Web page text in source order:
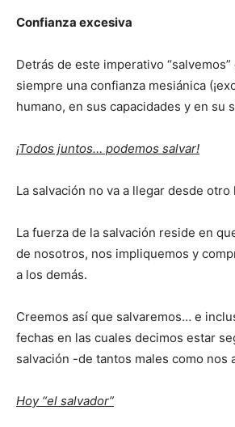
Confianza excesiva
Detrás de este imperativo “salvemos”
siempre una confianza mesiánica
humano, en sus capacidades y en su
¡Todos juntos… podemos salvar!
La salvación no va a llegar desde otro
La fuerza de la salvación reside en
de nosotros, nos impliquemos y
a los demás.
Creemos así que salvaremos… e
fechas en las cuales decimos estar
salvación -de tantos males como nos
Hoy “el salvador”